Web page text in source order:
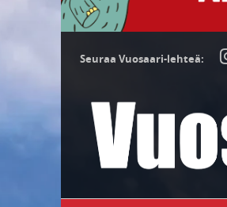
Seuraa Vuosaari-lehteä: